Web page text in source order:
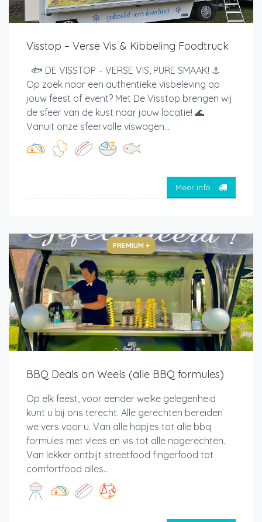
Visstop – Verse Vis & Kibbeling Foodtruck
🐟 DE VISSTOP – VERSE VIS, PURE SMAAK! ⚓
Op zoek naar een authentieke visbeleving op
jouw feest of event? Met De Visstop brengen wij
de sfeer van de kust naar jouw locatie! 🌊
Vanuit onze sfeervolle viswagen...
Meer info
PREMIUM +
BBQ Deals on Weels (alle BBQ formules)
Op elk feest, voor eender welke gelegenheid
kunt u bij ons terecht. Alle gerechten bereiden
we vers voor u. Van alle hapjes tot alle bbq
formules met vlees en vis tot alle nagerechten.
Van lekker ontbijt streetfood fingerfood tot
comfortfood alles...